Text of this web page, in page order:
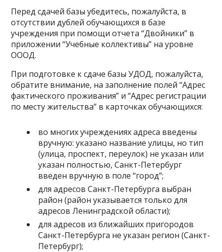
Перед сдачей базы убедитесь, пожалуйста, в
отсутствии дублей обучающихся в базе
учреждения при помощи отчета “Двойники” в
приложении “Учебные коллективы” на уровне
ОООД.
При подготовке к сдаче базы УДОД, пожалуйста,
обратите внимание, на заполнение полей “Адрес
фактического проживания” и “Адрес регистрации
по месту жительства” в карточках обучающихся:
во многих учреждениях адреса введены
вручную: указано название улицы, но тип
(улица, проспект, переулок) не указан или
указан полностью, Санкт-Петербург
введен вручную в поле “город”;
для адресов Санкт-Петербурга выбран
район (район указывается только для
адресов Ленинградской области);
для адресов из ближайших пригородов
Санкт-Петербурга не указан регион (Санкт-
Петербург);